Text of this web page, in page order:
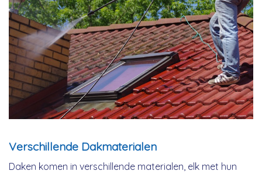
Verschillende Dakmaterialen
Daken komen in verschillende materialen, elk met hun